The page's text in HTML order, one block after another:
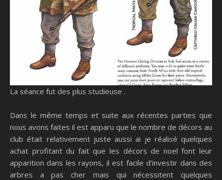
La séance fut des plus studieuse .
Dans le même temps et suite aux récentes parties que
nous avons faites il est apparu que le nombre de décors au
club était relativement juste aussi ai je réalisé quelques
achat profitant du fait que les décors de noel font leur
apparition dans les rayons, il est facile d’investir dans des
arbres a pas cher mais qui nécessitent quelques